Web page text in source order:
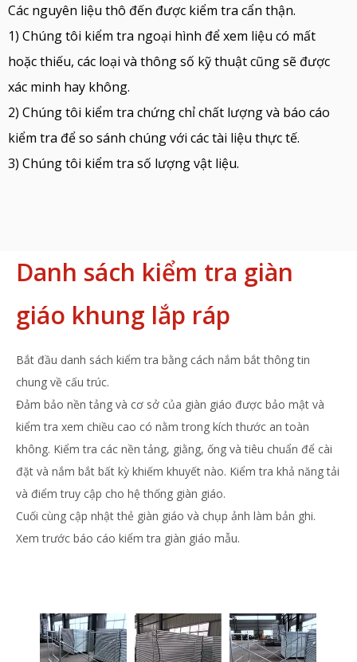
Các nguyên liệu thô đến được kiểm tra cẩn thận.
1) Chúng tôi kiểm tra ngoại hình để xem liệu có mất
hoặc thiếu, các loại và thông số kỹ thuật cũng sẽ được
xác minh hay không.
2) Chúng tôi kiểm tra chứng chỉ chất lượng và báo cáo
kiểm tra để so sánh chúng với các tài liệu thực tế.
3) Chúng tôi kiểm tra số lượng vật liệu.
Danh sách kiểm tra giàn
giáo khung lắp ráp
Bắt đầu danh sách kiểm tra bằng cách nắm bắt thông tin
chung về cấu trúc.
Đảm bảo nền tảng và cơ sở của giàn giáo được bảo mật và
kiểm tra xem chiều cao có nằm trong kích thước an toàn
không. Kiểm tra các nền tảng, giằng, ống và tiêu chuẩn để cài
đặt và nắm bắt bất kỳ khiếm khuyết nào. Kiểm tra khả năng tải
và điểm truy cập cho hệ thống giàn giáo.
Cuối cùng cập nhật thẻ giàn giáo và chụp ảnh làm bản ghi.
Xem trước báo cáo kiểm tra giàn giáo mẫu.